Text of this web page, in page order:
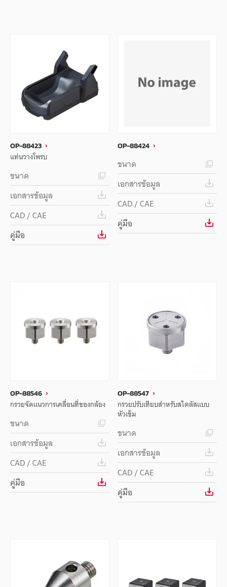
OP-88423
แท่นวางโพรบ
ขนาด
เอกสารข้อมูล
CAD / CAE
คู่มือ
OP-88424
ขนาด
เอกสารข้อมูล
CAD / CAE
คู่มือ
OP-88546
กรวยจัดแนวการเคลื่อนที่ของกล้อง
ขนาด
เอกสารข้อมูล
CAD / CAE
คู่มือ
OP-88547
กรวยปรับเทียบสำหรับสไตลัสแบบ
หัวเข็ม
ขนาด
เอกสารข้อมูล
CAD / CAE
คู่มือ